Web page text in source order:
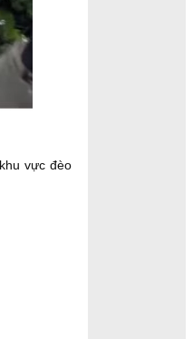
vực đèo